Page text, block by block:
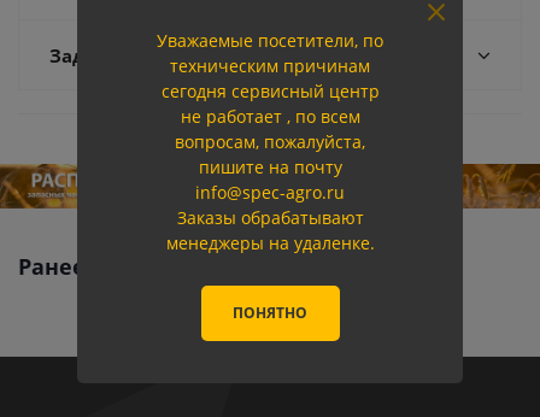
Задать вопрос
Ранее вы смотрели
Уважаемые посетители, по
техническим причинам
сегодня сервисный центр
не работает , по всем
вопросам, пожалуйста,
пишите на почту
info@spec-agro.ru
Заказы обрабатывают
менеджеры на удаленке.
ПОНЯТНО